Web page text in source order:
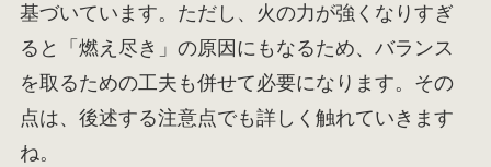
基づいています。ただし、火の力が強くなりすぎ
ると「燃え尽き」の原因にもなるため、バランス
を取るための工夫も併せて必要になります。その
点は、後述する注意点でも詳しく触れていきます
ね。